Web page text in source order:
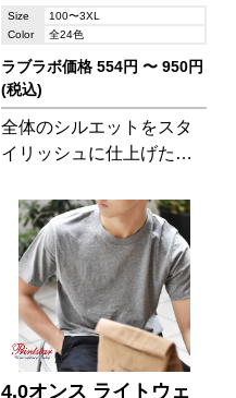
Size
100〜3XL
Color
全24色
ラブラボ価格 554円 〜 950円
(税込)
全体のシルエットをスタ
イリッシュに仕上げた、
ドなTシャツです。
4.0オンス ライトウェ